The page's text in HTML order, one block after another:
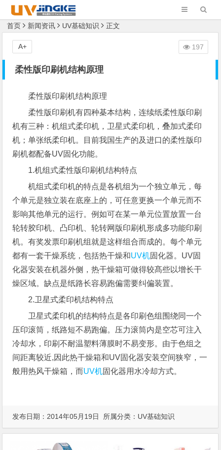
首页 新闻资讯 UV基础知识 正文
柔性版印刷机结构原理
柔性版印刷机结构原理
柔性版印刷机有四种棊本结构，连续纸柔性版印刷
机有三种：机组式柔印机，卫星式柔印机，叠加式柔印
机；单张纸柔印机。目前我国生产的及进口的柔性版印
刷机都配备UV固化功能。
1.机组式柔性版印刷机结构特点
机组式柔印机的特点是各机组为一个独立单元，每
个单元是独立装在底座上的，可任意更换一个单元而不
影响其他单元的运行。例如可在某一单元位置放置一台
轮转胶印机、凸印机、轮转网版印刷机形成多功能印刷
机。有奖发票印刷机组就是这样组合而成的。每个单元
都有一套干燥系统，包括热干燥和UV机固化器。UV固
化器安装在机器外侧，热干燥箱可做得较髙些以增长干
燥区域。缺点是纸路长容易跑偏需要纠偏装置。
2.卫星式柔印机结构特点
卫星式柔印机的结构特点是各印刷色组围绕同一个
压印滚筒，纸路短不易跑偏。压力滚筒内是空芯可注入
冷却水，印刷不耐温塑料薄膜时不易变形。由于色组之
间距离较近,因此热干燥箱和UV固化器安装空间狭窄，一
般用热风干燥箱，而UV机固化器用水冷却方式。
197
A+
发布日期：2014年05月19日 所属分类： UV基础知识